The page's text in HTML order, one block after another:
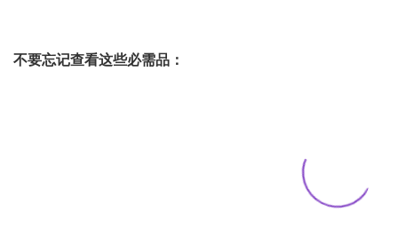
不要忘记查看这些必需品：